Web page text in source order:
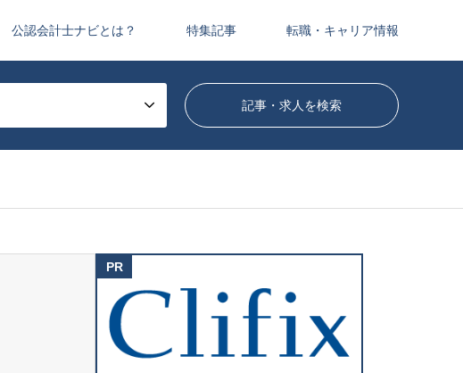
公認会計士ナビとは？ 特集記事 転職・キャリア情報